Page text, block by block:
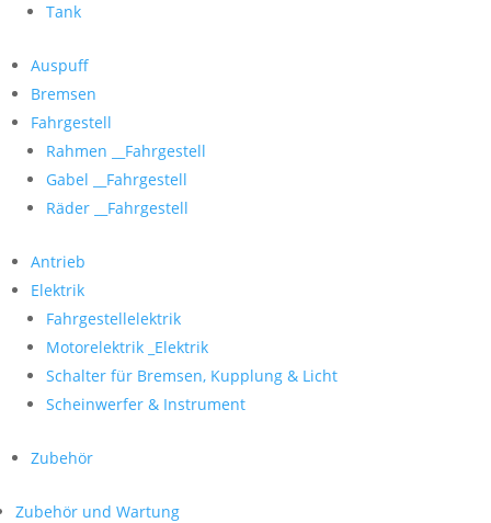
Tank
Auspuff
Bremsen
Fahrgestell
Rahmen __Fahrgestell
Gabel __Fahrgestell
Räder __Fahrgestell
Antrieb
Elektrik
Fahrgestellelektrik
Motorelektrik _Elektrik
Schalter für Bremsen, Kupplung & Licht
Scheinwerfer & Instrument
Zubehör
Zubehör und Wartung